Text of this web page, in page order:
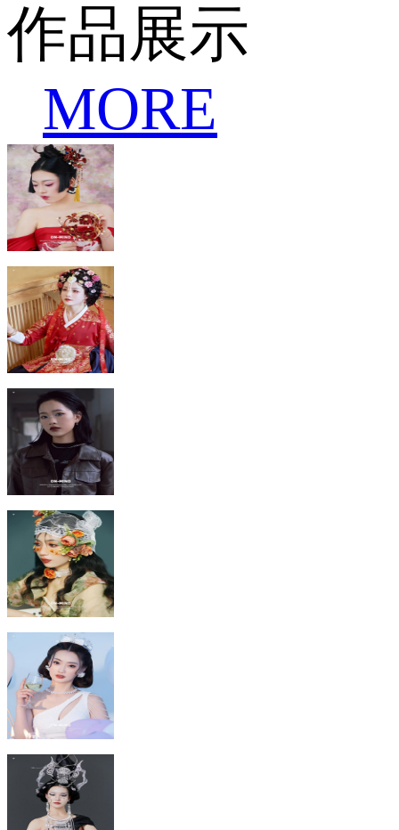
作品展示
MORE